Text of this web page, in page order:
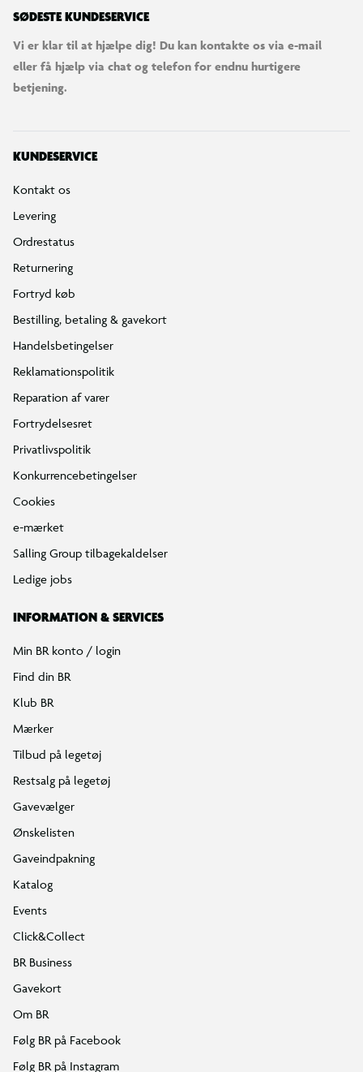
SØDESTE KUNDESERVICE
Vi er klar til at hjælpe dig! Du kan kontakte os via e-mail
eller få hjælp via chat og telefon for endnu hurtigere
betjening.
KUNDESERVICE
Kontakt os
Levering
Ordrestatus
Returnering
Fortryd køb
Bestilling, betaling & gavekort
Handelsbetingelser
Reklamationspolitik
Reparation af varer
Fortrydelsesret
Privatlivspolitik
Konkurrencebetingelser
Cookies
e-mærket
Salling Group tilbagekaldelser
Ledige jobs
INFORMATION & SERVICES
Min BR konto / login
Find din BR
Klub BR
Mærker
Tilbud på legetøj
Restsalg på legetøj
Gavevælger
Ønskelisten
Gaveindpakning
Katalog
Events
Click&Collect
BR Business
Gavekort
Om BR
Følg BR på Facebook
Følg BR på Instagram